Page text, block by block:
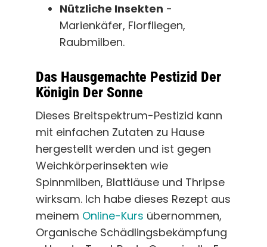
Nützliche Insekten -
Marienkäfer, Florfliegen,
Raubmilben.
Das Hausgemachte Pestizid Der
Königin Der Sonne
Dieses Breitspektrum-Pestizid kann
mit einfachen Zutaten zu Hause
hergestellt werden und ist gegen
Weichkörperinsekten wie
Spinnmilben, Blattläuse und Thripse
wirksam. Ich habe dieses Rezept aus
meinem Online-Kurs übernommen,
Organische Schädlingsbekämpfung